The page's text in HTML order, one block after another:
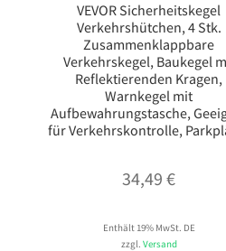
VEVOR Sicherheitskegel
Verkehrshütchen, 4 Stk.
Zusammenklappbare
Verkehrskegel, Baukegel
Reflektierenden Kragen,
Warnkegel mit
Aufbewahrungstasche,
für Verkehrskontrolle,
34,49€
Enthält 19% MwSt. DE
zzgl. Versand